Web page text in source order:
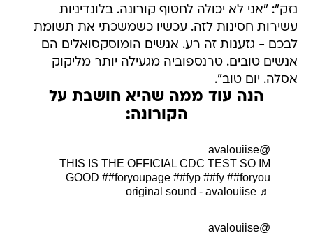
נזק": "אני לא יכולה לחטוף קורונה. בלונדיניות
עשירות חסינות לזה. עכשיו כשמשכתי את תשומת
לבכם - גזענות זה רע. אנשים הומוסקסואלים הם
אנשים טובים. טרנספוביה מגעילה יותר מליקוק
אסלה. יום טוב".
הנה עוד ממה שהיא חושבת על
הקורונה:
@avalouiise
THIS IS THE OFFICIAL CDC TEST SO IM
GOOD ##foryoupage ##fyp ##fy ##foryou
♬ original sound - avalouiise
@avalouiise